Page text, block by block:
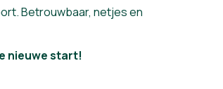
Betrouwbaar, netjes en
nieuwe start!